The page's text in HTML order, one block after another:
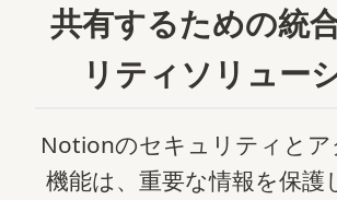
共有するための統
リティソリュー
Notionのセキュリティとア
機能は、重要な情報を保護